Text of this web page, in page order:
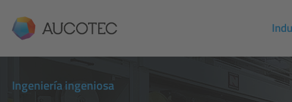
AUCOTEC
Ingeniería ingeniosa